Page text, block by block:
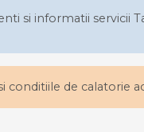
si informatii servicii
conditiile de calatorie